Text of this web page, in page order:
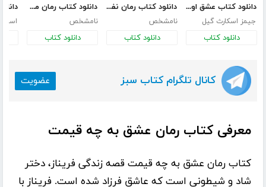
دانلود کتاب عشق اونیونگ
جیمز اسکارث گیل
دانلود کتاب
دانلود کتاب رمان نفوذ ناپذیر
نامشخص
دانلود کتاب
دانلود کتاب رمان من ترانه نیستم
نامشخص
دانلود کتاب
کانال تلگرام کتاب سبز عضویت
معرفی کتاب رمان عشق به چه قیمت
کتاب رمان عشق به چه قیمت قصه زندگی فریناز، دختر
شاد و شیطونی است که عاشق فرزاد شده است. فریناز با